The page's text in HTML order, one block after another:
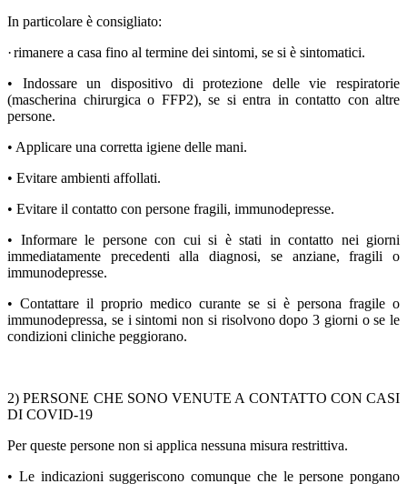
In particolare è consigliato:
·rimanere a casa fino al termine dei sintomi, se si è sintomatici.
• Indossare un dispositivo di protezione delle vie respiratorie
(mascherina chirurgica o FFP2), se si entra in contatto con altre
persone.
• Applicare una corretta igiene delle mani.
• Evitare ambienti affollati.
• Evitare il contatto con persone fragili, immunodepresse.
• Informare le persone con cui si è stati in contatto nei giorni
immediatamente precedenti alla diagnosi, se anziane, fragili o
immunodepresse.
• Contattare il proprio medico curante se si è persona fragile o
immunodepressa, se i sintomi non si risolvono dopo 3 giorni o se le
condizioni cliniche peggiorano.
2) PERSONE CHE SONO VENUTE A CONTATTO CON CASI
DI COVID-19
Per queste persone non si applica nessuna misura restrittiva.
• Le indicazioni suggeriscono comunque che le persone pongano